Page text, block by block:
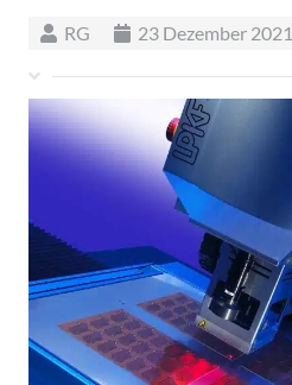
RG 23 Dezember 2021